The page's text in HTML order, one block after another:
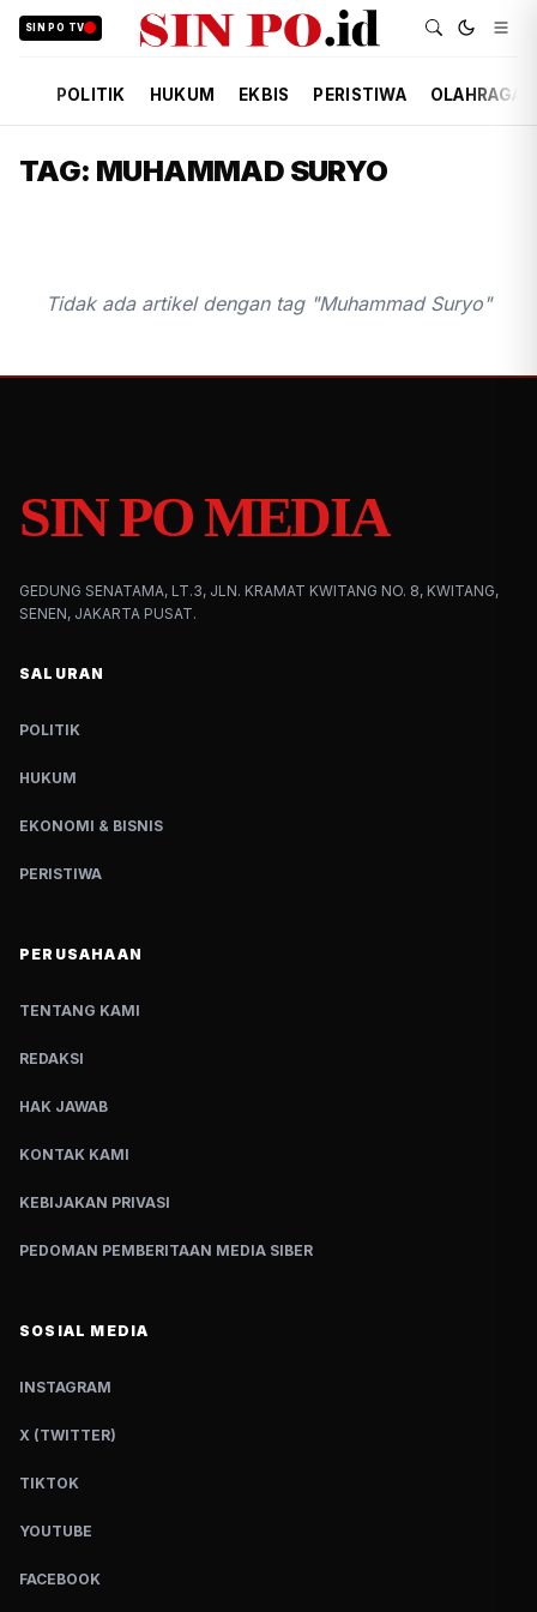
SIN PO TV
POLITIK HUKUM EKBIS PERISTIWA OLAHRAGA
TAG: MUHAMMAD SURYO
Tidak ada artikel dengan tag "Muhammad Suryo"
SIN PO MEDIA
GEDUNG SENATAMA, LT.3, JLN. KRAMAT KWITANG NO. 8, KWITANG,
SENEN, JAKARTA PUSAT.
SALURAN
POLITIK
HUKUM
EKONOMI & BISNIS
PERISTIWA
PERUSAHAAN
TENTANG KAMI
REDAKSI
HAK JAWAB
KONTAK KAMI
KEBIJAKAN PRIVASI
PEDOMAN PEMBERITAAN MEDIA SIBER
SOSIAL MEDIA
INSTAGRAM
X (TWITTER)
TIKTOK
YOUTUBE
FACEBOOK